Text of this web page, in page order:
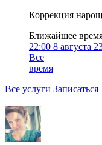
Коррекция
Ближайшее
22:00 8 августа
Все
время
Все услуги Записаться